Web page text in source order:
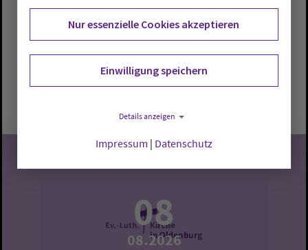
Führung durch die Dreifaltigkeitskirche mit Hilke
Hoff. Interessierte erhalten Einblicke in Geschichte,
Architektur und Besonderheiten.
Oldenburg:Dreifaltigkeitskirche
Samstag, 8.8.2026, 17 Uhr
08
08.2026
Nur essenzielle Cookies akzeptieren
Einwilligung speichern
Details anzeigen
Impressum | Datenschutz